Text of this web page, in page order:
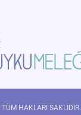
HAKLARI SAKLIDIR.